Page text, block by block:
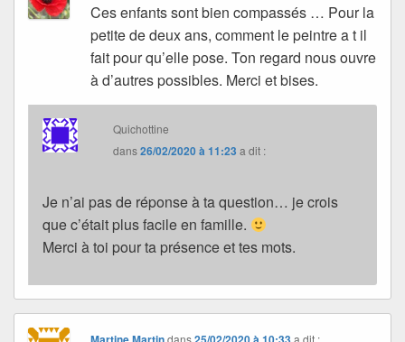
Ces enfants sont bien compassés … Pour la
petite de deux ans, comment le peintre a t il
fait pour qu’elle pose. Ton regard nous ouvre
à d’autres possibles. Merci et bises.
Quichottine
dans26/02/2020 à 11:23 a dit :
Je n’ai pas de réponse à ta question… je crois
que c’était plus facile en famille.
Merci à toi pour ta présence et tes mots.
dans a dit :